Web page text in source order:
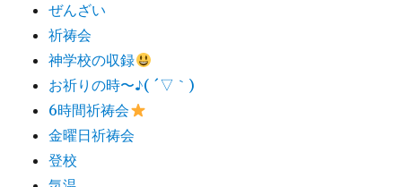
ぜんざい
祈祷会
神学校の収録
お祈りの時〜♪( ´▽｀)
6時間祈祷会
金曜日祈祷会
登校